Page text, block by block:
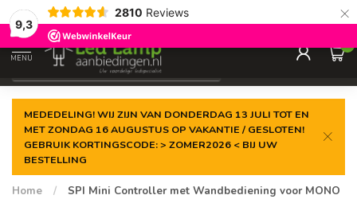
9,3
2810 Reviews ×
Gegarandeerde delaagste prijs
MENU
0
MEDEDELING! WIJ ZIJN VAN DONDERDAG 13 JULI TOT EN
MET ZONDAG 16 AUGUSTUS OP VAKANTIE / GESLOTEN!
GEBRUIK KORTINGSCODE: > ZOMER2026 < BIJ UW
BESTELLING
Home /
SPI Mini Controller met Wandbediening voor MONO